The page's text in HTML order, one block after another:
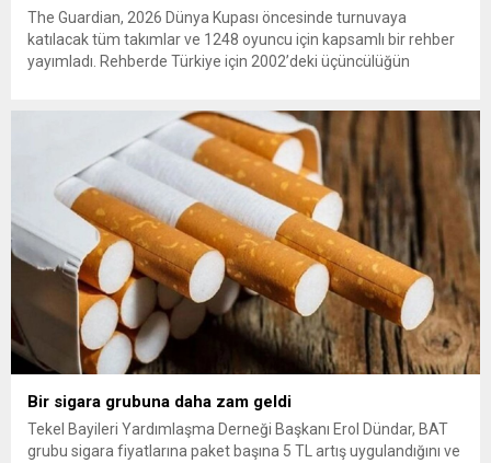
The Guardian, 2026 Dünya Kupası öncesinde turnuvaya
katılacak tüm takımlar ve 1248 oyuncu için kapsamlı bir rehber
yayımladı. Rehberde Türkiye için 2002’deki üçüncülüğün
yaratmaya hazır” olarak değerlendirildi. A Milli Takım’ın yıldızı
Arda Güler gösterildi. The...
Bir sigara grubuna daha zam geldi
Tekel Bayileri Yardımlaşma Derneği Başkanı Erol Dündar, BAT
grubu sigara fiyatlarına paket başına 5 TL artış uygulandığını ve